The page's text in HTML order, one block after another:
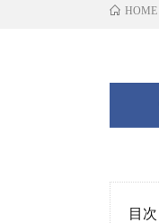
HOME
目次